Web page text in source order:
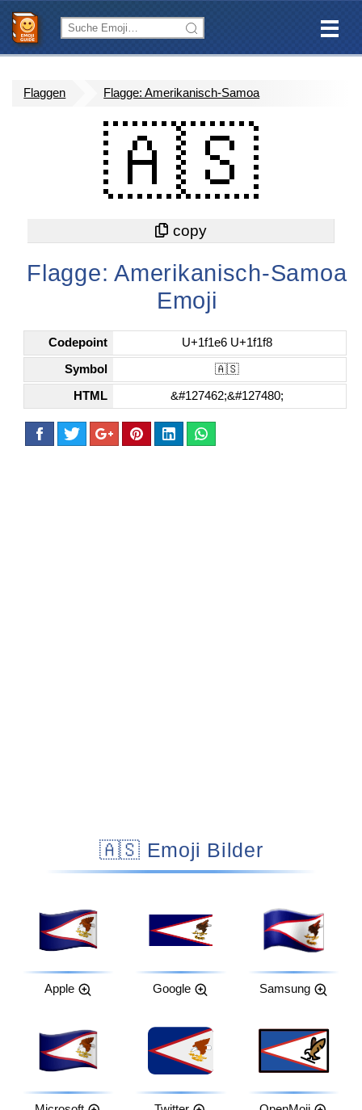
Flaggen Flagge: Amerikanisch-Samoa
🇦🇸
Flagge: Amerikanisch-Samoa
Emoji
Codepoint U+1f1e6 U+1f1f8
Symbol 🇦🇸
HTML &#127462;&#127480;
🇦🇸 Emoji Bilder
Apple Google Samsung